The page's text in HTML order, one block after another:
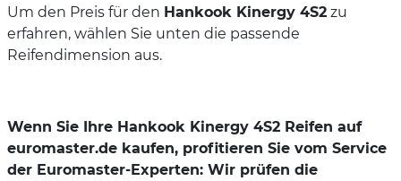
Um den Preis für den Hankook Kinergy 4S2 zu
erfahren, wählen Sie unten die passende
Reifendimension aus.
Wenn Sie Ihre Hankook Kinergy 4S2 Reifen auf
euromaster.de kaufen, profitieren Sie vom Service
der Euromaster-Experten: Wir prüfen die